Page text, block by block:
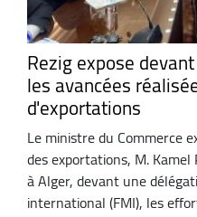
Rezig expose
les avancées
d'exportations
Le ministre du Commerce
des exportations, M.
à Alger, devant une
international (FMI), les